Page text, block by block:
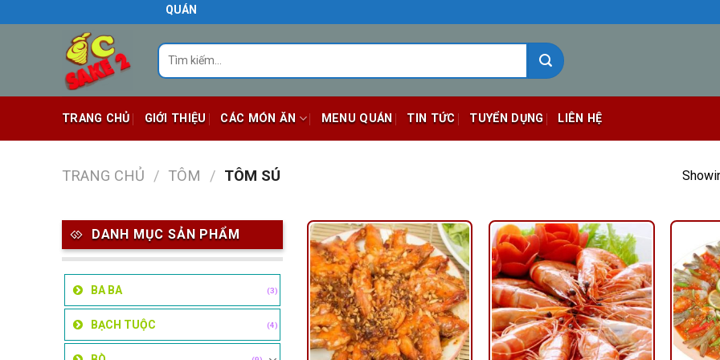
to
QUÁN ĂN NGON BIÊN HÒA
Tìm
kiếm:
TRANG CHỦ GIỚI THIỆU CÁC MÓN ĂN MENU QUÁN TIN TỨC TUYỂN DỤNG LIÊN HỆ
TRANG CHỦ / TÔM / TÔM SÚ
DANH MỤC SẢN PHẨM
BA BA (3)
BẠCH TUỘC (4)